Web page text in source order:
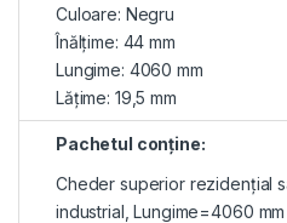
Culoare: Negru
Înălţime: 44 mm
Lungime: 4060 mm
Lăţime: 19,5 mm
Pachetul conţine:
Cheder superior rezidenţial
industrial, Lungime=4060 mm